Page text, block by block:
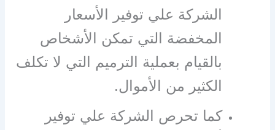
الشركة علي توفير الأسعار
المخفضة التي تمكن الأشخاص
بالقيام بعملية الترميم التي لا تكلف
الكثير من الأموال.
كما تحرص الشركة علي توفير